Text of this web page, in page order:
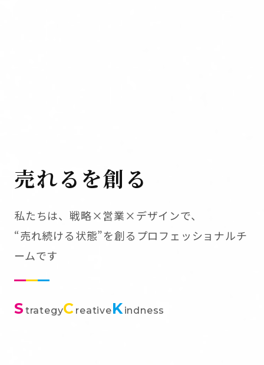
売れるを創る
私たちは、戦略×営業×デザインで、
“売れ続ける状態”を創るプロフェッショナルチ
ームです
S trategyC reativeKindness